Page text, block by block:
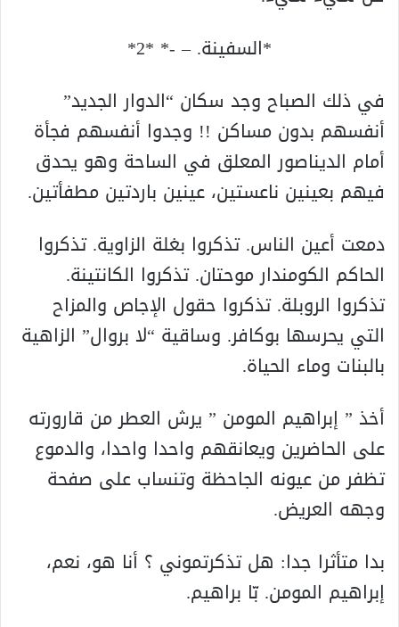
*السفينة. – -* *2*
في ذلك الصباح وجد سكان “الدوار الجديد”
أنفسهم بدون مساكن !! وجدوا أنفسهم فجأة
أمام الديناصور المعلق في الساحة وهو يحدق
فيهم بعينين ناعستين، عينين باردتين مطفأتين.
دمعت أعين الناس. تذكروا بغلة الزاوية. تذكروا
الحاكم الكومندار موحتان. تذكروا الكانتينة.
تذكروا الروبلة. تذكروا حقول الإجاص والمزاح
التي يحرسها بوكافر. وساقية “لا بروال” الزاهية
بالبنات وماء الحياة.
أخذ ” إبراهيم المومن ” يرش العطر من قارورته
على الحاضرين ويعانقهم واحدا واحدا، والدموع
تظفر من عيونه الجاحظة وتنساب على صفحة
وجهه العريض.
بدا متأثرا جدا: هل تذكرتموني ؟ أنا هو، نعم،
إبراهيم المومن. بّا براهيم.